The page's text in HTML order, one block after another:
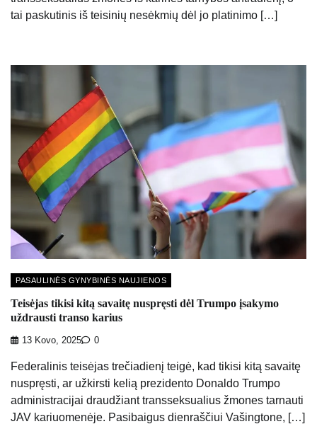
tai paskutinis iš teisinių nesėkmių dėl jo platinimo […]
PASAULINĖS GYNYBINĖS NAUJIENOS
Teisėjas tikisi kitą savaitę nuspręsti dėl Trumpo įsakymo
uždrausti transo karius
13 Kovo, 2025 0
Federalinis teisėjas trečiadienį teigė, kad tikisi kitą savaitę
nuspręsti, ar užkirsti kelią prezidento Donaldo Trumpo
administracijai draudžiant transseksualius žmones tarnauti
JAV kariuomenėje. Pasibaigus dienraščiui Vašingtone, […]